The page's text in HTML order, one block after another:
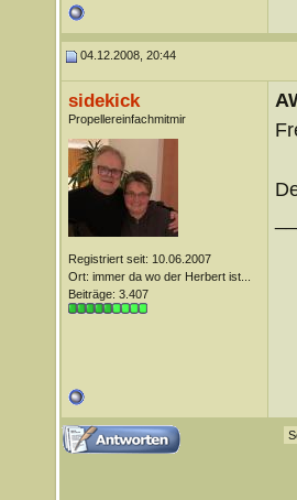
04.12.2008, 20:44
sidekick
Propellereinfachmitmir
Registriert seit: 10.06.2007
Ort: immer da wo der Herbert ist...
Beiträge: 3.407